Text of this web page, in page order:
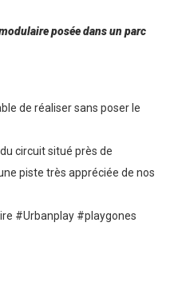
posée dans un parc
de réaliser sans poser le
circuit situé près de
piste très appréciée de nos
#Urbanplay #playgones